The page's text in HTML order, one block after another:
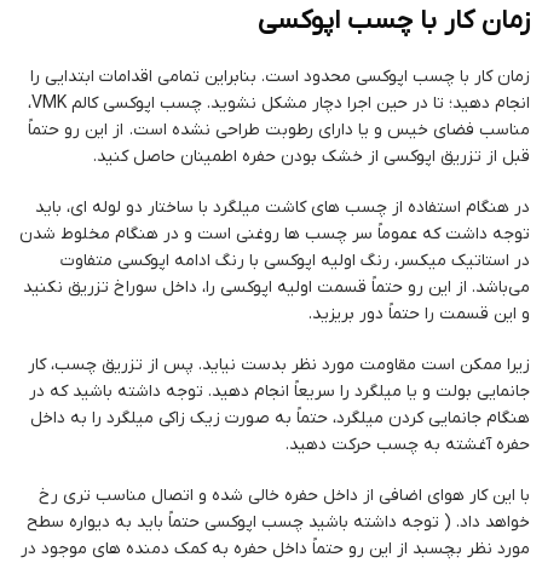
زمان کار با چسب اپوکسی
زمان کار با چسب اپوکسی محدود است. بنابراین تمامی اقدامات ابتدایی را
انجام دهید؛ تا در حین اجرا دچار مشکل نشوید. چسب اپوکسی کالم VMK،
مناسب فضای خیس و یا دارای رطوبت طراحی نشده است. از این رو حتماً
قبل از تزریق اپوکسی از خشک بودن حفره اطمینان حاصل کنید.
در هنگام استفاده از چسب های کاشت میلگرد با ساختار دو لوله ای، باید
توجه داشت که عموماً سر چسب ها روغنی است و در هنگام مخلوط شدن
در استاتیک میکسر، رنگ اولیه اپوکسی با رنگ ادامه اپوکسی متفاوت
می‌باشد. از این رو حتماً قسمت اولیه اپوکسی را، داخل سوراخ تزریق نکنید
و این قسمت را حتماً دور بریزید.
زیرا ممکن است مقاومت مورد نظر بدست نیاید. پس از تزریق چسب، کار
جانمایی بولت و یا میلگرد را سریعاً انجام دهید. توجه داشته باشید که در
هنگام جانمایی کردن میلگرد، حتماً به صورت زیک زاکی میلگرد را به داخل
حفره آغشته به چسب حرکت دهید.
با این کار هوای اضافی از داخل حفره خالی شده و اتصال مناسب تری رخ
خواهد داد. ( توجه داشته باشید چسب اپوکسی حتماً باید به دیواره سطح
مورد نظر بچسبد از این رو حتماً داخل حفره به کمک دمنده های موجود در